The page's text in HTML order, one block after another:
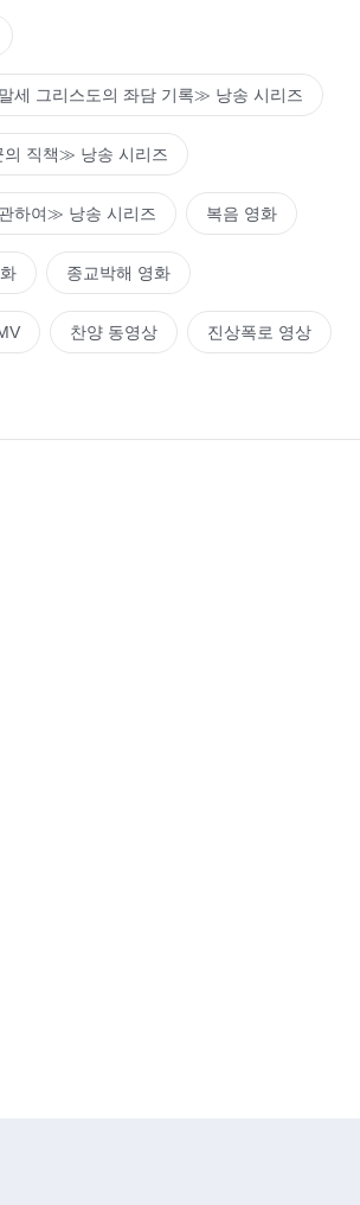
그리스도의 좌담 기록≫ 낭송 시리즈
직책≫ 낭송 시리즈
하여≫ 낭송 시리즈 복음 영화
종교박해 영화
찬양 동영상 진상폭로 영상